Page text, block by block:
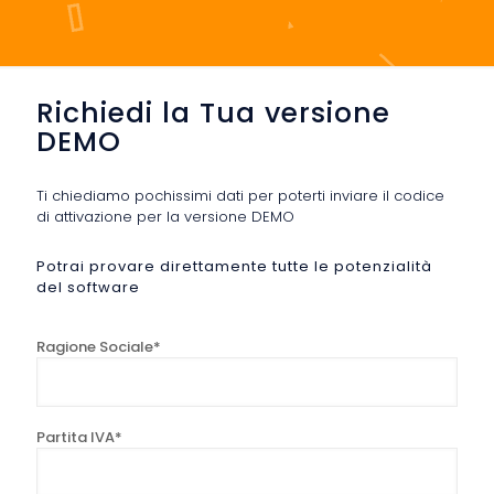
Richiedi la Tua versione
DEMO
Ti chiediamo pochissimi dati per poterti inviare il codice
di attivazione per la versione DEMO
Potrai provare direttamente tutte le potenzialità
del software
Ragione Sociale*
Partita IVA*